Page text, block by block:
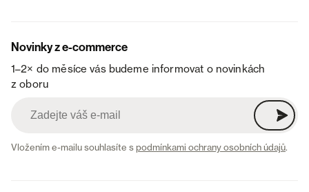
Novinky z e-commerce
1–2× do měsíce vás budeme informovat o novinkách
z oboru
Vložením e-mailu souhlasíte spodmínkami ochrany osobních údajů.